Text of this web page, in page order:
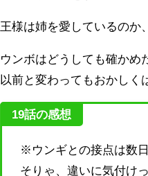
王様は姉を愛しているのか
ウンボはどうしても確かめ
以前と変わってもおかしく
19話の感想
※ウンギとの接点は数
そりゃ、違いに気付け